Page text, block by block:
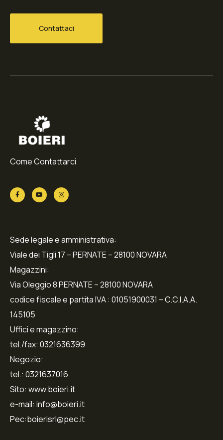
Contattaci
Come Contattarci
Sede legale e amministrativa:
Viale dei Tigli 17 – PERNATE – 28100 NOVARA
Magazzini:
Via Oleggio 8 PERNATE – 28100 NOVARA
codice fiscale e partita IVA : 01051900031 – C.C.I.A.A.
145105
Uffici e magazzino:
tel./fax: 0321636399
Negozio:
tel.: 0321637016
Sito: www.boieri.it
e-mail: info@boieri.it
Pec:boierisrl@pec.it